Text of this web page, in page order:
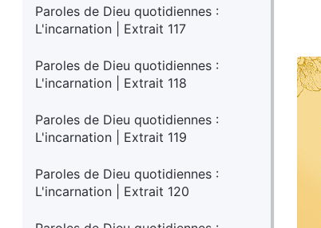
Paroles de Dieu quotidiennes :
L'incarnation | Extrait 117
Paroles de Dieu quotidiennes :
L'incarnation | Extrait 118
Paroles de Dieu quotidiennes :
L'incarnation | Extrait 119
Paroles de Dieu quotidiennes :
L'incarnation | Extrait 120